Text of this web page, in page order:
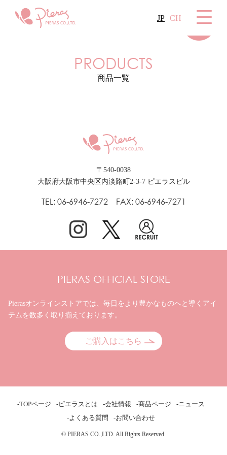
JP CH
PRODUCTS
商品一覧
〒540-0038
大阪府大阪市中央区内淡路町2-3-7 ピエラスビル
TEL: 06-6946-7272 FAX: 06-6946-7271
PIERAS OFFICIAL STORE
Pierasオンラインストアでは、毎日をより豊かなものへと 導くアイ
テムを数多く取り揃えております。
ご購入はこちら
-TOPページ -ピエラスとは -会社情報 -商品ページ
-ニュース
-よくある質問
-お問い合わせ
© PIERAS CO.,LTD. All Rights Reserved.